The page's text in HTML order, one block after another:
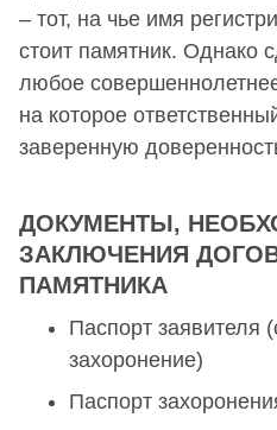
– тот, на чье имя
стоит памятник. Однако
любое
на которое
заверенную
ДОКУМЕНТЫ,
ЗАКЛЮЧЕНИЯ
ПАМЯТНИКА
Паспорт заявителя
захоронение)
Паспорт